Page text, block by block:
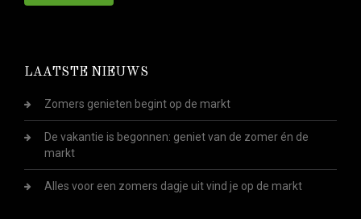
LAATSTE NIEUWS
Zomers genieten begint op de markt
De vakantie is begonnen: geniet van de zomer én de
markt
Alles voor een zomers dagje uit vind je op de markt